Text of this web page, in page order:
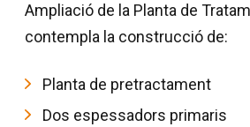
Ampliació de la Planta de
contempla la construcció de:
Planta de pretractament
Dos espessadors primaris